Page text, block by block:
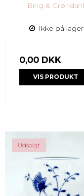
Bing & Grøndahl
Ikke på lager
0,00 DKK
VIS PRODUKT
Udsolgt